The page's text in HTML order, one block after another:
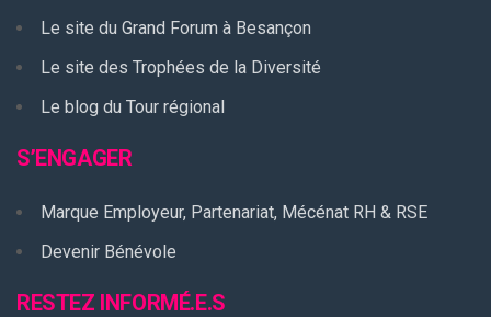
Le site du Grand Forum à Besançon
Le site des Trophées de la Diversité
Le blog du Tour régional
S’ENGAGER
Marque Employeur, Partenariat, Mécénat RH & RSE
Devenir Bénévole
RESTEZ INFORMÉ.E.S